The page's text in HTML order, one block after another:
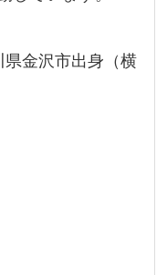
金沢市出身（横